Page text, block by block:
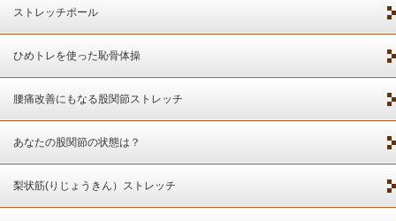
ストレッチポール
ひめトレを使った恥骨体操
腰痛改善にもなる股関節ストレッチ
あなたの股関節の状態は？
梨状筋(りじょうきん）ストレッチ